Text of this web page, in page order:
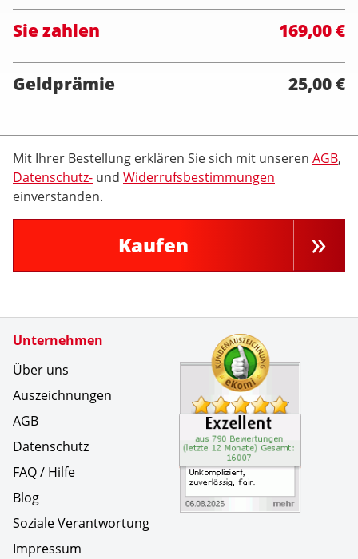
Sie zahlen 169,00 €
Geldprämie 25,00 €
Mit Ihrer Bestellung erklären Sie sich mit unseren AGB,
Datenschutz- und Widerrufsbestimmungen
einverstanden.
Kaufen
Unternehmen
Über uns
Auszeichnungen
AGB
Datenschutz
FAQ / Hilfe
Blog
Soziale Verantwortung
Impressum
Zertifikate